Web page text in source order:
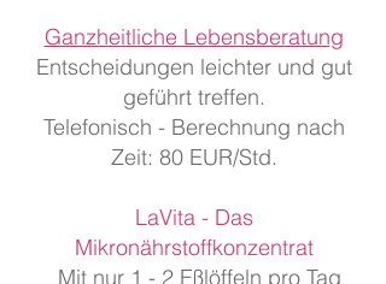
Ganzheitliche Lebensberatung
Entscheidungen leichter und gut
geführt treffen.
Telefonisch - Berechnung nach
Zeit: 80 EUR/Std.
LaVita - Das
Mikronährstoffkonzentrat
Mit nur 1 - 2 Eßlöffeln pro Tag